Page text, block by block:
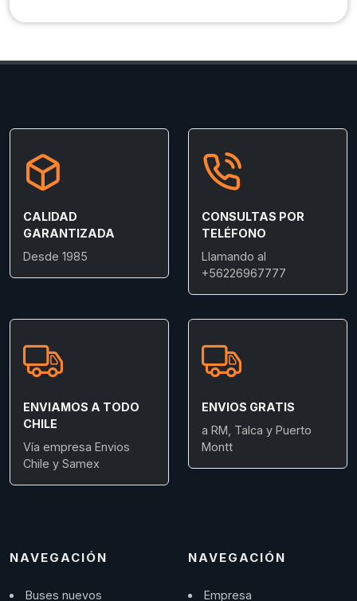
CALIDAD
GARANTIZADA
Desde 1985
CONSULTAS POR
TELÉFONO
Llamando al
+56226967777
ENVIAMOS A TODO
CHILE
Vía empresa Envios
Chile y Samex
ENVIOS GRATIS
a RM, Talca y Puerto
Montt
NAVEGACIÓN
Buses nuevos
NAVEGACIÓN
Empresa